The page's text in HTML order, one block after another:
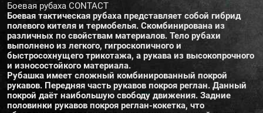
Боевая рубаха CONTACT
Боевая тактическая рубаха представляет собой гибрид
полевого кителя и термобелья. Скомбинирована из
различных по свойствам материалов. Тело рубахи
выполнено из легкого, гигроскопичного и
быстросохнущего трикотажа, а рукава из высокопрочного
и износостойкого материала.
Рубашка имеет сложный комбинированный покрой
рукавов. Передняя часть рукавов покроя реглан. Данный
покрой даёт наибольшую свободу движения. Задние
половинки рукавов покроя реглан-кокетка, что